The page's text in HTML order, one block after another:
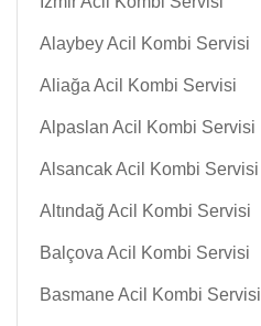
Alaybey Acil Kombi Servisi
Aliağa Acil Kombi Servisi
Alpaslan Acil Kombi Servisi
Alsancak Acil Kombi Servisi
Altındağ Acil Kombi Servisi
Balçova Acil Kombi Servisi
Basmane Acil Kombi Servisi